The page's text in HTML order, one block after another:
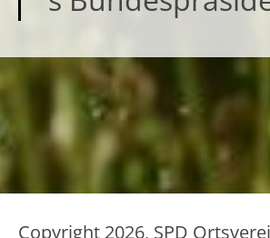
Copyright 2026, SPD